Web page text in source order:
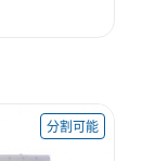
分割可能